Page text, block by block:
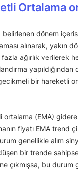
Ortalama
belirlenen dönem
alınarak, yakın
ağırlık verilerek
bir hareketli
ortalama (EMA)
fiyatı EMA trend
genellikle alım
bir trende
çıkmışsa, bu